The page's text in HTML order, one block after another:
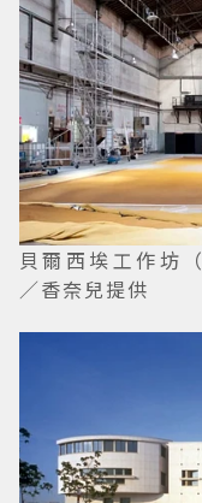
貝爾西埃工作坊
／香奈兒提供